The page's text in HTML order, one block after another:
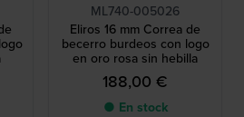
ML740-005026
Eliros 16 mm Correa de
becerro burdeos con logo
en oro rosa sin hebilla
188,00 €
● En stock